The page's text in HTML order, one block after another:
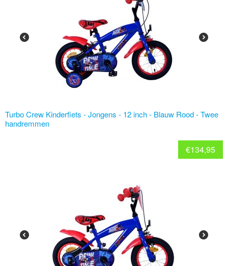
Turbo Crew Kinderfiets - Jongens - 12 inch - Blauw Rood - Twee
handremmen
€134,95